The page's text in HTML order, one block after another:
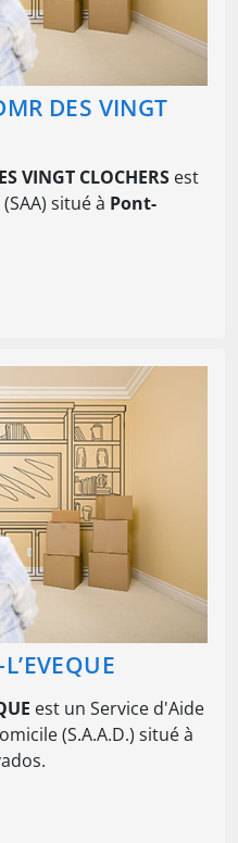
DES VINGT
VINGT CLOCHERS est
situé à Pont-
est un Service d'Aide
(S.A.A.D.) situé à